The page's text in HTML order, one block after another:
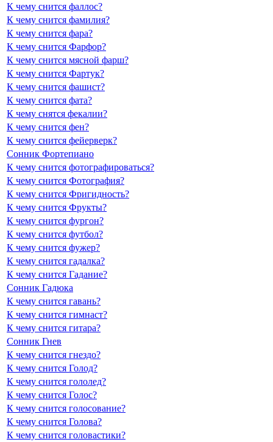
К чему снится фаллос?
К чему снится фамилия?
К чему снится фара?
К чему снится Фарфор?
К чему снится мясной фарш?
К чему снится Фартук?
К чему снится фашист?
К чему снится фата?
К чему снятся фекалии?
К чему снится фен?
К чему снится фейерверк?
Сонник Фортепиано
К чему снится фотографироваться?
К чему снится Фотография?
К чему снится Фригидность?
К чему снится Фрукты?
К чему снится фургон?
К чему снится футбол?
К чему снится фужер?
К чему снится гадалка?
К чему снится Гадание?
Сонник Гадюка
К чему снится гавань?
К чему снится гимнаст?
К чему снится гитара?
Сонник Гнев
К чему снится гнездо?
К чему снится Голод?
К чему снится гололед?
К чему снится Голос?
К чему снится голосование?
К чему снится Голова?
К чему снится головастики?